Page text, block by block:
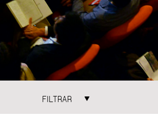
FILTRAR